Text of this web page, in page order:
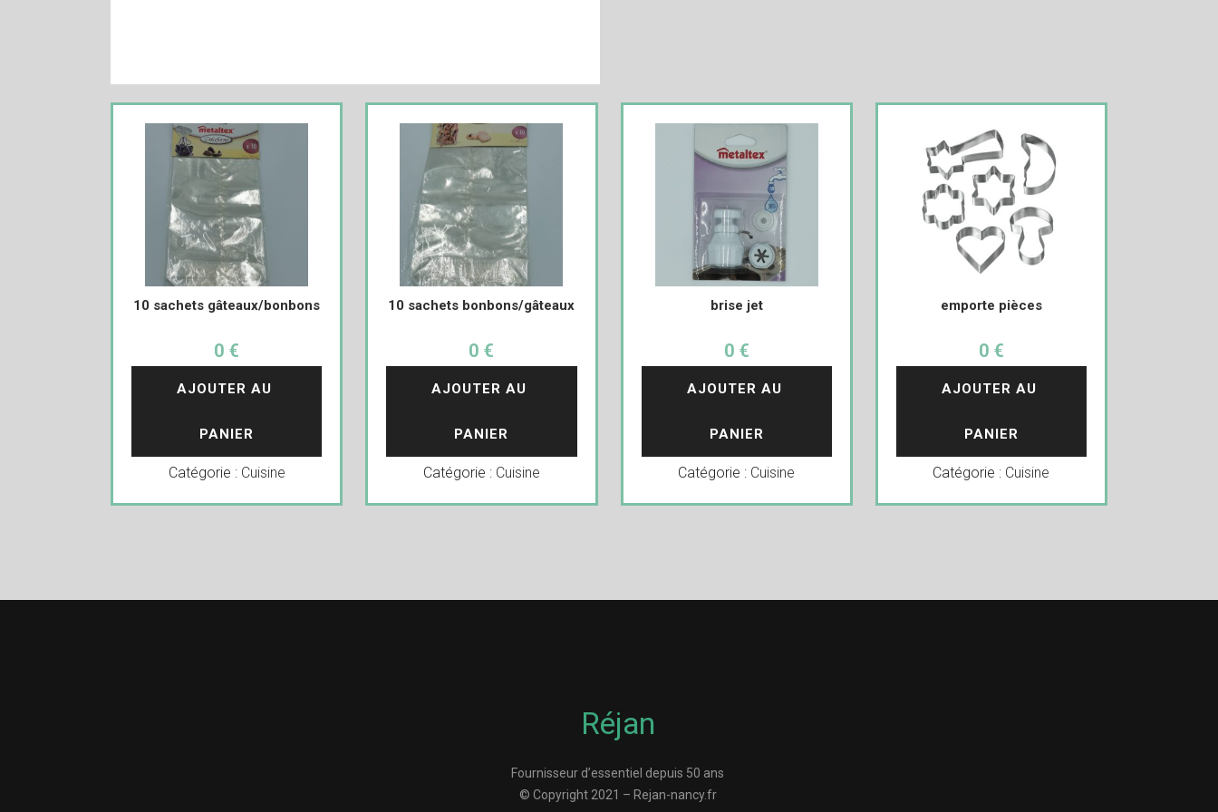
10 sachets gâteaux/bonbons
0 €
AJOUTER AU
PANIER
Catégorie : Cuisine
10 sachets bonbons/gâteaux
0 €
AJOUTER AU
PANIER
Catégorie : Cuisine
brise jet
0 €
AJOUTER AU
PANIER
Catégorie : Cuisine
emporte pièces
0 €
AJOUTER AU
PANIER
Catégorie : Cuisine
Réjan
Fournisseur d’essentiel depuis 50 ans
© Copyright 2021 – Rejan-nancy.fr